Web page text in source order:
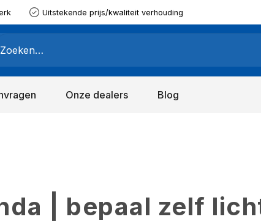
Uitstekende prijs/kwaliteit verhouding
Onze dealers Blog
| bepaal zelf